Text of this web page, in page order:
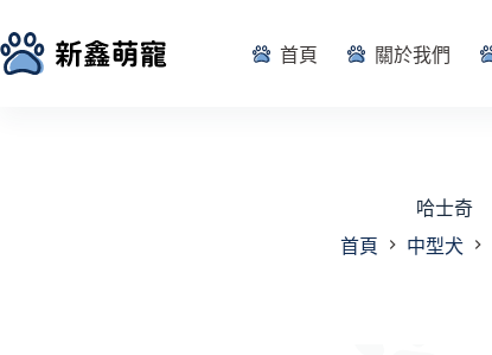
至
主
首頁 關於我們
哈士奇
首頁
中型犬